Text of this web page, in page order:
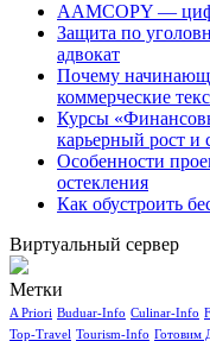
AAMCOPY —
Защита по
адвокат
Почему
коммерческие
Курсы
карьерный рост и
Особенности
остекления
Как обустроить
Виртуальный сервер
Метки
A Priori Buduar-Info Culinar-Info
Top-Travel Tourism-Info Готовим